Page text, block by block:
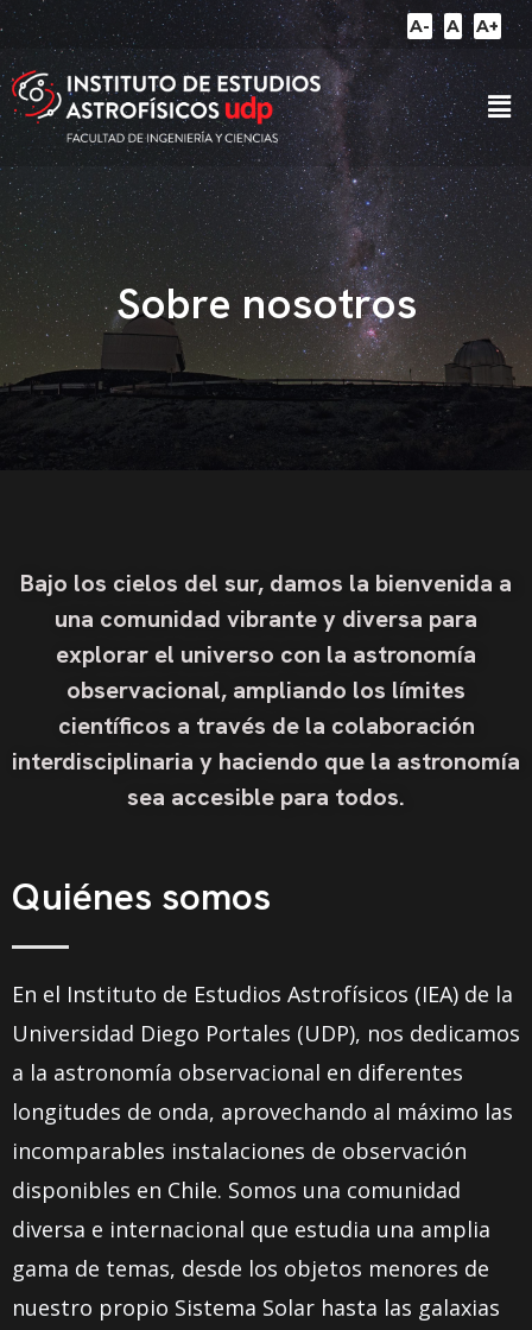
A- A A+
Sobre nosotros
Bajo los cielos del sur, damos la bienvenida a
una comunidad vibrante y diversa para
explorar el universo con la astronomía
observacional, ampliando los límites
científicos a través de la colaboración
interdisciplinaria y haciendo que la astronomía
sea accesible para todos.
Quiénes somos
En el Instituto de Estudios Astrofísicos (IEA) de la
Universidad Diego Portales (UDP), nos dedicamos
a la astronomía observacional en diferentes
longitudes de onda, aprovechando al máximo las
incomparables instalaciones de observación
disponibles en Chile. Somos una comunidad
diversa e internacional que estudia una amplia
gama de temas, desde los objetos menores de
nuestro propio Sistema Solar hasta las galaxias